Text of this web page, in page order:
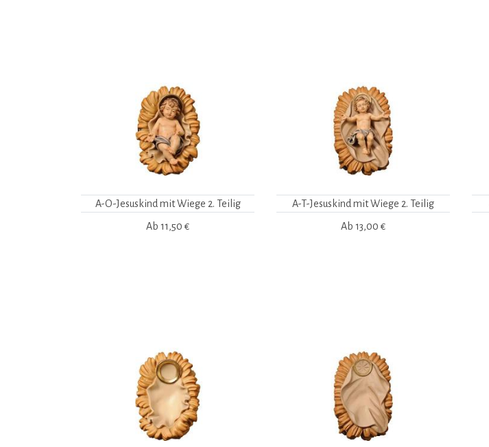
A-O-Jesuskind mit Wiege 2. Teilig
Ab 11,50 €
A-T-Jesuskind mit Wiege 2. Teilig
Ab 13,00 €